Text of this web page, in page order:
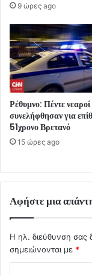
9 ώρες ago
Ρέθυμνο: Πέντε νεαροί
συνελήφθησαν για
51χρονο Βρετανό
15 ώρες ago
Αφήστε μια
Η ηλ. διεύθυνση σας
σημειώνονται με *